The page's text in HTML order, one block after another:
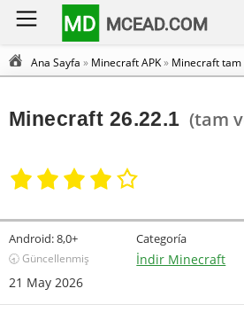
MD MCEAD.COM
Ana Sayfa » Minecraft APK» Minecraft
Minecraft 26.22.1 (tam
Android:8,0+
🕣 Güncellenmiş
21 May 2026
Categoría
İndir Minecraft